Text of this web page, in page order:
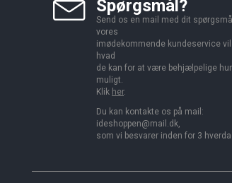
Spørgsmål?
Send os en mail med dit
vores
imødekommende kundeservice vil
hvad
de kan for at være behjælpelige
muligt.
Klik her.
Du kan kontakte os på mail:
ideshoppen@mail.dk,
som vi besvarer inden for 3